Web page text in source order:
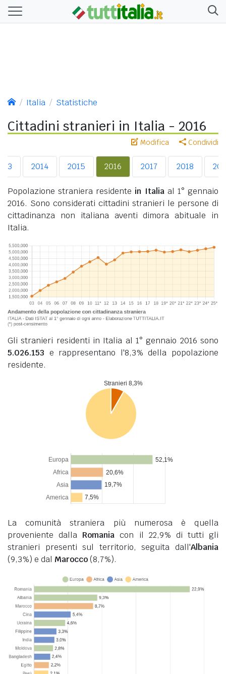
Italia Statistiche
Cittadini stranieri in Italia - 2016
Modifica Condividi
2014 2015 2016 2017 2018
Popolazione straniera residente in Italiaal 1° gennaio
2016. Sono considerati cittadini stranieri le persone di
cittadinanza non italiana aventi dimora abituale in
Italia.
Gli stranieri residenti in Italia al 1° gennaio 2016 sono
5.026.153 e rappresentano l'8,3% della popolazione
residente.
La comunità straniera più numerosa è quella
proveniente dalla Romania con il 22,9% di tutti gli
stranieri presenti sul territorio, seguita dall'Albania
(9,3%) e dal Marocco(8,7%).